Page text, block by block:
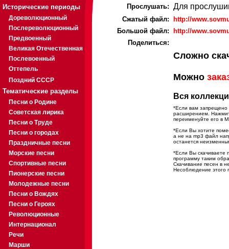
Исторические периоды
Дореволюционный
Послереволюционный
Предвоенный
Великая Отечественная
Послевоенный
Оттепель
Поздний СССР
Тематические разделы
Песни о Родине
Советская лирика
Песни о Труде
Песни о городах
Праздничные песни
Морские песни
Спортивные песни
Пионерские песни
Молодежные песни
Песни о Вождях
Песни о Героях
Революционные
Интернационал
Речи
Марши
Прослушать: Для
Cжатый файл:
http://
Большой файл:
http://
Поделиться:
Сложно
Можно
Вся
*Если вам запрещено
расширением.
переименуйте его в
*Если Вы хотите
а не на mp3 файл
останется
*Если Вы скачиваете
программу таким
Скачивание песен в
Несоблюдение этого